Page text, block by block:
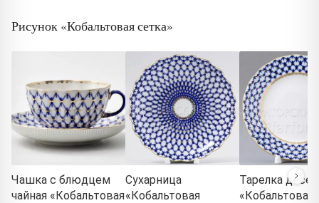
Рисунок «Кобальтовая сетка»
Чашка с блюдцем
чайная «Кобальтовая
Сухарница
«Кобальтовая
Тарелка
«Кобальтовая